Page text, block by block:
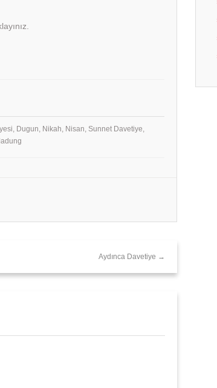
Dugun, Nikah, Nisan, Sunnet Davetiye,
Aydınca Davetiye →